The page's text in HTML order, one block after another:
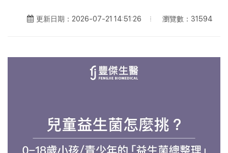
更新日期：2026-07-21 14:51:26 瀏覽數：31594